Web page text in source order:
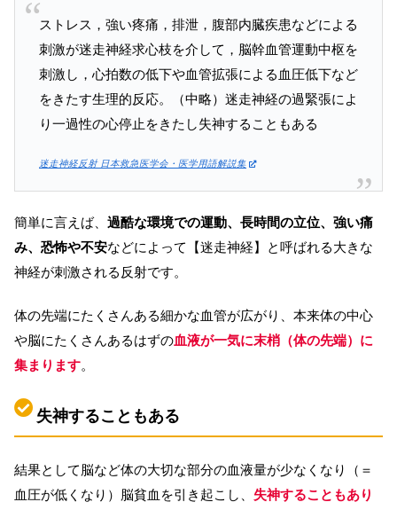
ストレス，強い疼痛，排泄，腹部内臓疾患などによる
刺激が迷走神経求心枝を介して，脳幹血管運動中枢を
刺激し，心拍数の低下や血管拡張による血圧低下など
をきたす生理的反応。（中略）迷走神経の過緊張によ
り一過性の心停止をきたし失神することもある
迷走神経反射 日本救急医学会・医学用語解説集
簡単に言えば、 過酷な環境での運動、長時間の立位、強い痛
み、恐怖や不安などによって【迷走神経】と呼ばれる大きな
神経が刺激される反射です。
体の先端にたくさんある細かな血管が広がり、本来体の中心
や脳にたくさんあるはずの血液が一気に末梢（体の先端）に
集まります。
失神することもある
結果として脳など体の大切な部分の血液量が少なくなり（＝
血圧が低くなり）脳貧血を引き起こし、 失神することもあり